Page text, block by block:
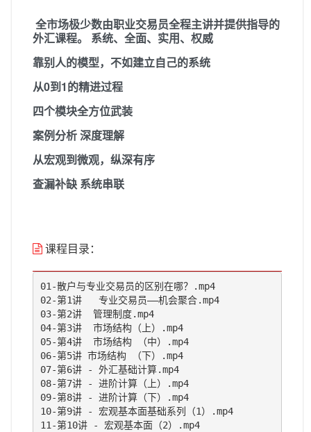
全市场极少数由职业交易员全程主讲并提供指导的
外汇课程。 系统、全面、实用、权威
靠别人的模型，不如建立自己的系统
从0到1的精进过程
四个模块全方位武装
案例分析 深度理解
从宏观到微观，纵深有序
查漏补缺 系统串联
课程目录：
01-散户与专业交易员的区别在哪？.mp4
02-第1讲   专业交易员——机会聚合.mp4
03-第2讲  管理制度.mp4
04-第3讲  市场结构（上）.mp4
05-第4讲  市场结构 （中）.mp4
06-第5讲 市场结构 （下）.mp4
07-第6讲 - 外汇基础计算.mp4
08-第7讲 - 进阶计算（上）.mp4
09-第8讲 - 进阶计算（下）.mp4
10-第9讲 - 宏观基本面基础系列（1）.mp4
11-第10讲 - 宏观基本面（2）.mp4